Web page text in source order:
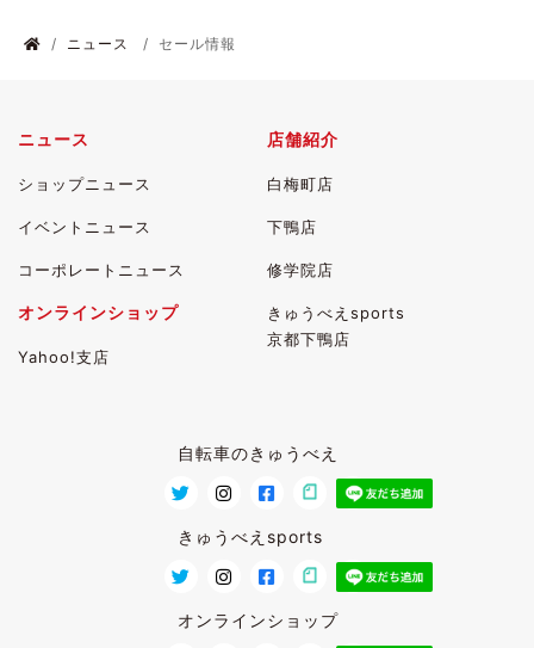
ニュース セール情報
ニュース
ショップニュース
イベントニュース
コーポレートニュース
店舗紹介
白梅町店
下鴨店
修学院店
きゅうべえsports
京都下鴨店
オンラインショップ
Yahoo!支店
自転車のきゅうべえ
きゅうべえsports
オンラインショップ